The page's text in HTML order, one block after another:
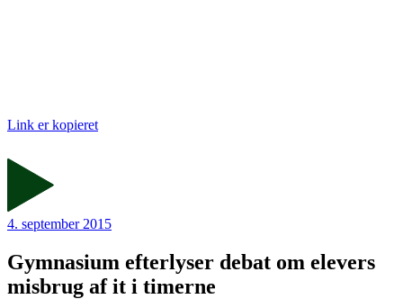
Link er kopieret
4. september 2015
Gymnasium efterlyser debat om elevers
misbrug af it i timerne